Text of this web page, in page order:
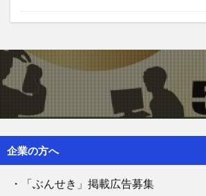
企業の方へ
・「ぶんせき」掲載広告募集